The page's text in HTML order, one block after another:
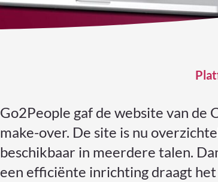
Go2People gaf de website van de
make-over. De site is nu
beschikbaar in meerdere talen.
een efficiënte inrichting draagt